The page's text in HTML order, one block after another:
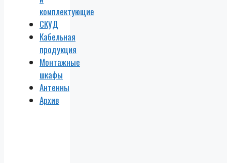
комплектующие
СКУД
Кабельная
продукция
Монтажные
шкафы
Антенны
Архив